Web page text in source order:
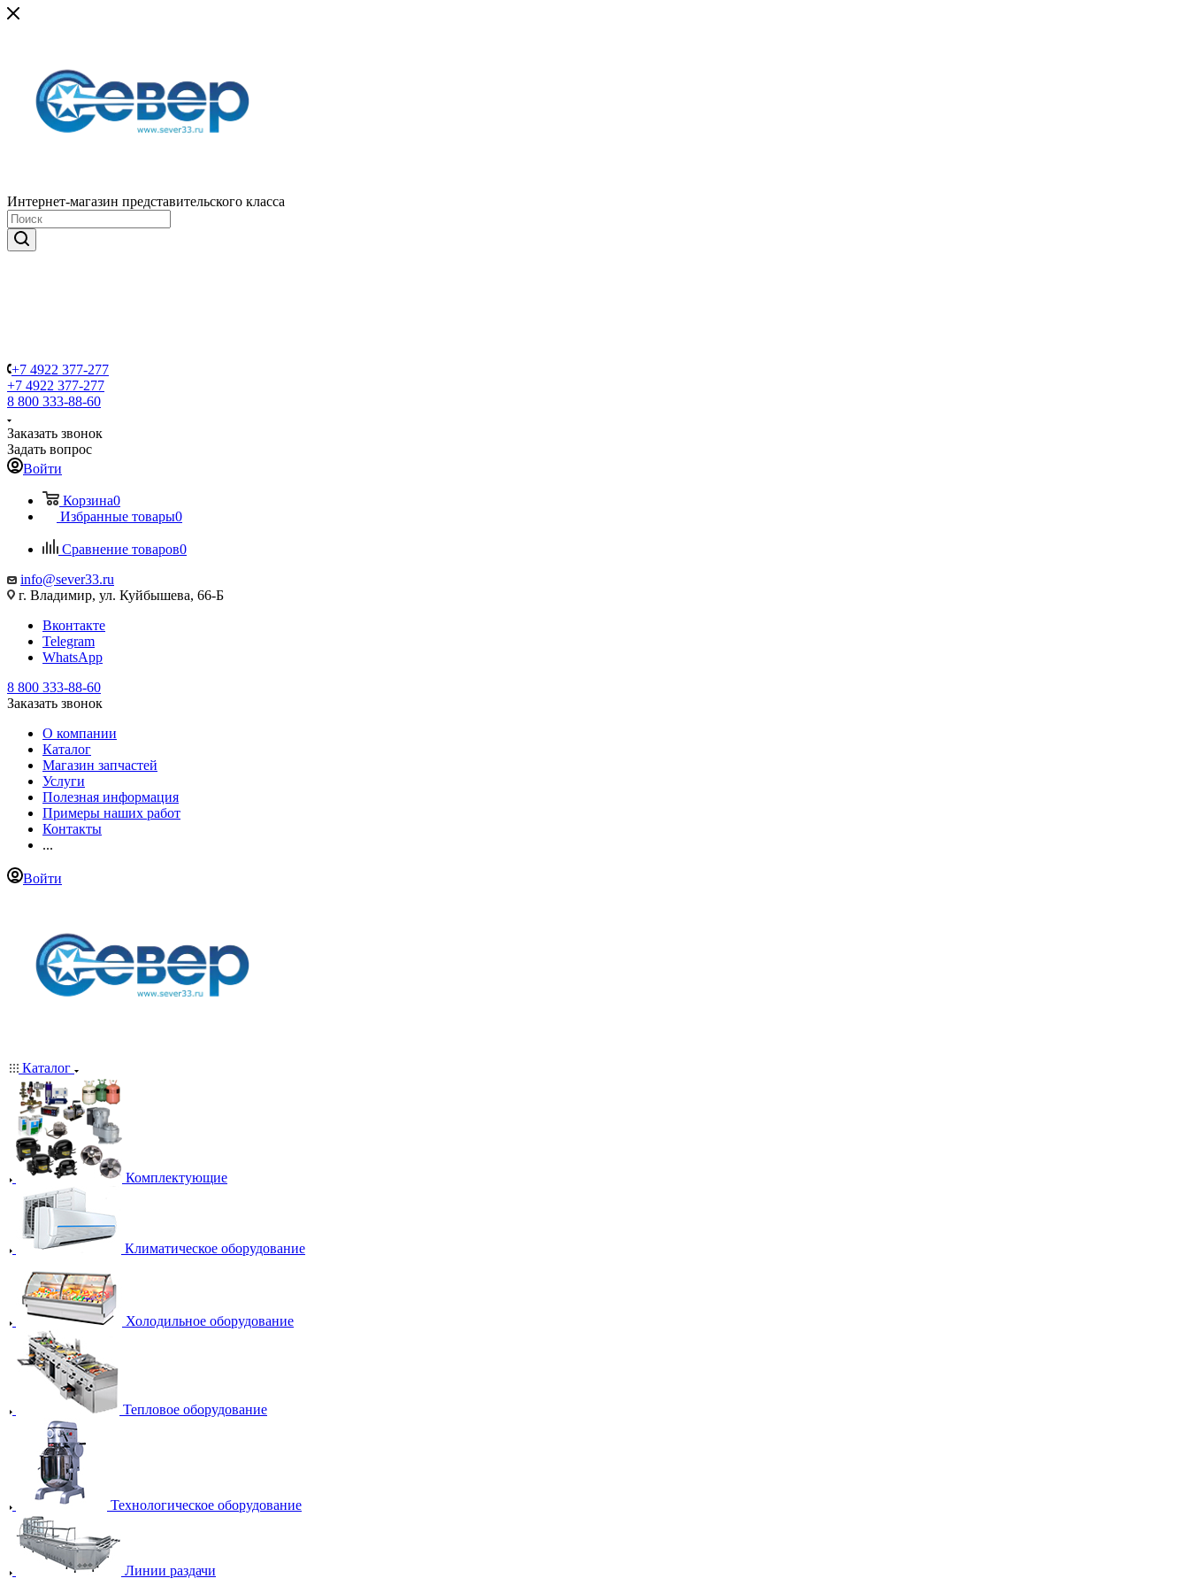
Интернет-магазин представительского класса
+7 4922 377-277
+7 4922 377-277
8 800 333-88-60
Заказать звонок
Задать вопрос
Войти
Корзина0
Избранные товары0
Сравнение товаров0
info@sever33.ru
г. Владимир, ул. Куйбышева, 66-Б
Вконтакте
Telegram
WhatsApp
8 800 333-88-60
Заказать звонок
О компании
Каталог
Магазин запчастей
Услуги
Полезная информация
Примеры наших работ
Контакты
...
Войти
Каталог
Комплектующие
Климатическое оборудование
Холодильное оборудование
Тепловое оборудование
Технологическое оборудование
Линии раздачи